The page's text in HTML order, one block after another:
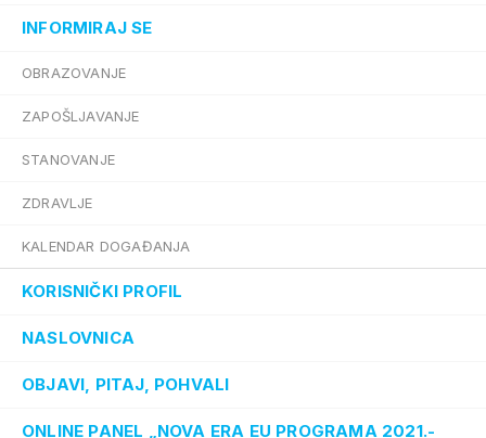
INFORMIRAJ SE
OBRAZOVANJE
ZAPOŠLJAVANJE
STANOVANJE
ZDRAVLJE
KALENDAR DOGAĐANJA
KORISNIČKI PROFIL
NASLOVNICA
OBJAVI, PITAJ, POHVALI
ONLINE PANEL „NOVA ERA EU PROGRAMA 2021.-